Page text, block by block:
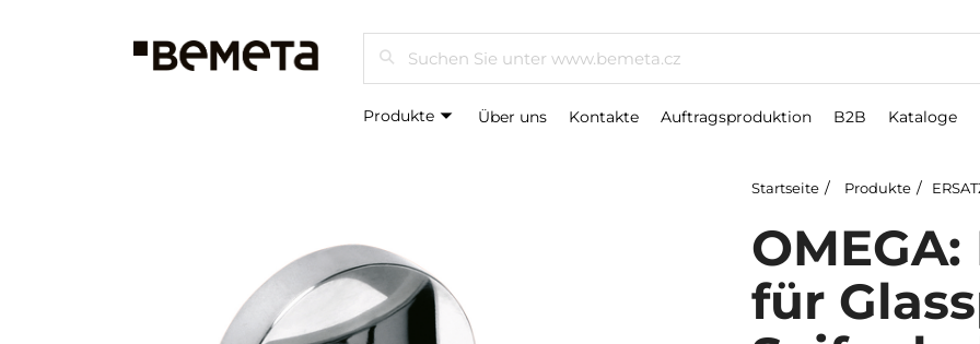
Suchen
Produkte Über uns Kontakte Auftragsproduktion B2B Kataloge
Startseite Produkte
für